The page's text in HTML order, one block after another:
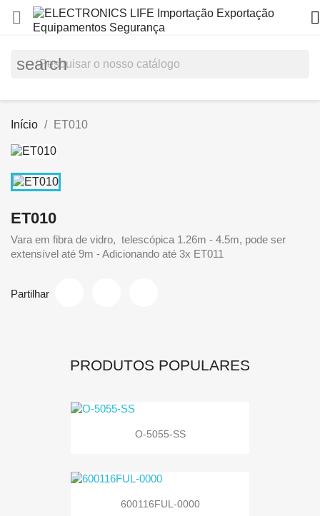
 
search
Início ET010
ET010
Vara em fibra de vidro, telescópica 1.26m - 4.5m, pode ser
extensível até 9m - Adicionando até 3x ET011
Partilhar
PRODUTOS POPULARES
O-5055-SS
600116FUL-0000